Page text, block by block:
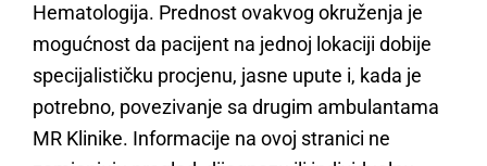
Hematologija. Prednost ovakvog okruženja je
mogućnost da pacijent na jednoj lokaciji dobije
specijalističku procjenu, jasne upute i, kada je
potrebno, povezivanje sa drugim ambulantama
MR Klinike. Informacije na ovoj stranici ne